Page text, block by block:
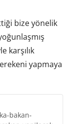
bize yönelik
karşılık
yapmaya
bakan-